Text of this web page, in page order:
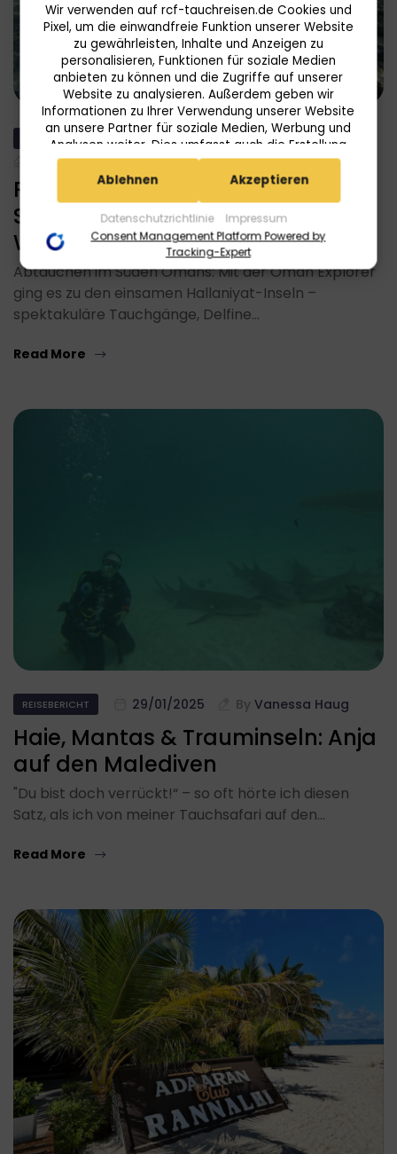
KUNDENBERICHT REISEBERICHT
07/04/2025
Tanja
Reisebericht Oman Explorer –
Südtour, Hallaniyats und
Wyndham Garden Salalah
Abtauchen im Süden Omans: Mit der Oman Explorer
ging es zu den einsamen Hallaniyat-Inseln –
spektakuläre Tauchgänge, Delfine…
Read More
REISEBERICHT 29/01/2025 By Vanessa Haug
Haie, Mantas & Trauminseln: Anja
auf den Malediven
"Du bist doch verrückt!“ – so oft hörte ich diesen
Satz, als ich von meiner Tauchsafari auf den…
Read More
Wir verwenden auf rcf-tauchreisen.de Cookies und
Pixel, um die einwandfreie Funktion unserer Website
zu gewährleisten, Inhalte und Anzeigen zu
personalisieren, Funktionen für soziale Medien
anbieten zu können und die Zugriffe auf unserer
Website zu analysieren. Außerdem geben wir
Informationen zu Ihrer Verwendung unserer Website
an unsere Partner für soziale Medien, Werbung und
Analysen weiter. Dies umfasst auch die Erstellung
pseudonymer Nutzungsprofile. Unsere Partner
(Userlike Google Advertising Products) führen diese
zusammen, die Sie ihnen bereitgestellt haben (bspw.
anhand eines persönlichen Accounts) oder welche
sie im Rahmen Ihrer Nutzung der Dienste gesammelt
haben (bspw. Nutzungsdaten anderer Geräte). Ihre
Einwilligung zur Nutzung von Cookies und Pixeln
können Sie jederzeit widerrufen, indem Sie auf den
Datenschutz-Button links unten klicken und dort die
Verwendung reduzierter Daten zur Auswahl von
Werbung
Endgeräteeigenschaften zur Identifikation aktiv
abfragen
Datenschutzrichtlinie Impressum
Ablehnen Akzeptieren
Consent Management Platform Powered by
Tracking-Expert